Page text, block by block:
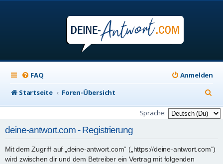
FAQ
Anmelden
Startseite
Foren-Übersicht
u
c
e
Sprache:
deine-antwort.com - Registrierung
Mit dem Zugriff auf „deine-antwort.com“ („https://deine-antwort.com“)
wird zwischen dir und dem Betreiber ein Vertrag mit folgenden